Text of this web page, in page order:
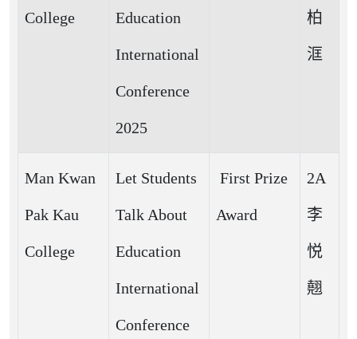
College Education
International
Conference
2025
柏
洭
Man Kwan
Pak Kau
College
Let Students
Talk About
Education
International
Conference
First Prize
Award
2A
李
悦
翹